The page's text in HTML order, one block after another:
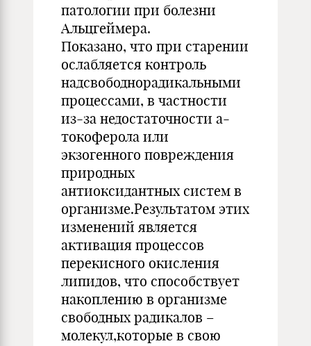
патологии при болезни
Альцгеймера.
Показано, что при старении
ослабляется контроль
надсвободнорадикальными
процессами, в частности
из-за недостаточности a-
токоферола или
экзогенного повреждения
природных
антиоксидантных систем в
организме.Результатом этих
изменений является
активация процессов
перекисного окисления
липидов, что способствует
накоплению в организме
свободных радикалов –
молекул,которые в свою